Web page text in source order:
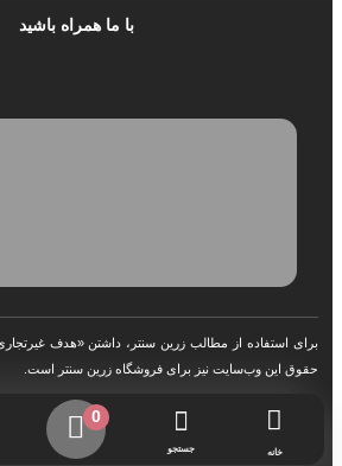
خانه جستجو
0
با ما همراه باشید
برای استفاده از مطالب زرین سنتر، داشتن «هدف
حقوق اين وب‌سايت نیز برای فروشگاه زرین سنتر است.